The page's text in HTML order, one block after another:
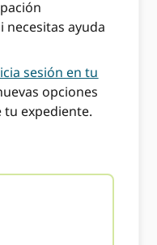
necesitas ayuda
sesión en tu
opciones
tu expediente.